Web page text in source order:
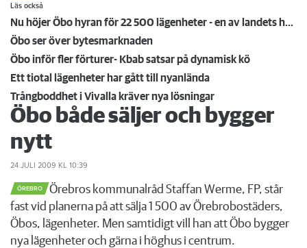
Läs också
Nu höjer Öbo hyran för 22 500 lägenheter - en av landets högsta
Öbo ser över bytesmarknaden
Öbo inför fler förturer- Kbab satsar på dynamisk kö
Ett tiotal lägenheter har gått till nyanlända
Trångboddhet i Vivalla kräver nya lösningar
Öbo både säljer och bygger
nytt
24 JULI 2009 KL 10:39
ÖREBRO
​Örebros kommunalråd Staffan Werme, FP, står
fast vid planerna på att sälja 1 500 av Örebrobostäders,
Öbos, lägenheter. Men samtidigt vill han att Öbo bygger
nya lägenheter och gärna i höghus i centrum.